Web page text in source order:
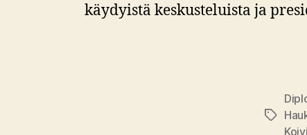
käydyistä keskusteluista ja